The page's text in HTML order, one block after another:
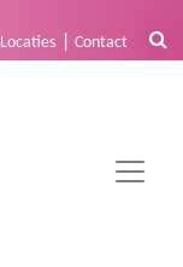
Locaties Contact